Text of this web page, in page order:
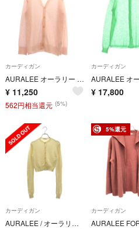
カーディガン
AURALEE オーラリー 23SS シアーニットカーディガン S23SC03FG ピンク 1
¥ 11,250
562円相当還元 (5%)
カーディガン
¥ 17,800
カーディガン
AURALEE / オーラリー | 2025SS | SUMMER CASHMERE KNIT CREW NECK CARDIGAN カシミヤ カーディガン | 1 | アイボリー | レディース
5%還元
カーディガン